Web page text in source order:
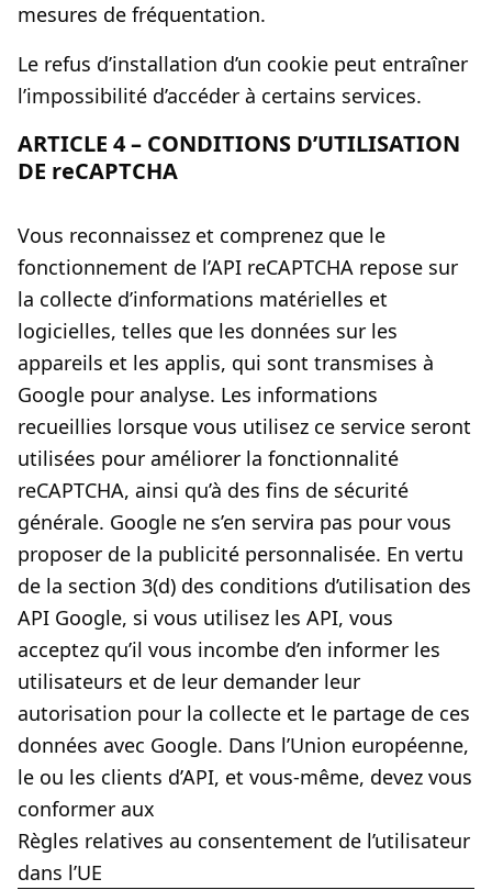
mesures de fréquentation.
Le refus d’installation d’un cookie peut entraîner
l’impossibilité d’accéder à certains services.
ARTICLE 4 – CONDITIONS D’UTILISATION
DE reCAPTCHA
Vous reconnaissez et comprenez que le
fonctionnement de l’API reCAPTCHA repose sur
la collecte d’informations matérielles et
logicielles, telles que les données sur les
appareils et les applis, qui sont transmises à
Google pour analyse. Les informations
recueillies lorsque vous utilisez ce service seront
utilisées pour améliorer la fonctionnalité
reCAPTCHA, ainsi qu’à des fins de sécurité
générale. Google ne s’en servira pas pour vous
proposer de la publicité personnalisée. En vertu
de la section 3(d) des conditions d’utilisation des
API Google, si vous utilisez les API, vous
acceptez qu’il vous incombe d’en informer les
utilisateurs et de leur demander leur
autorisation pour la collecte et le partage de ces
données avec Google. Dans l’Union européenne,
le ou les clients d’API, et vous-même, devez vous
conformer aux
Règles relatives au consentement de l’utilisateur
dans l’UE